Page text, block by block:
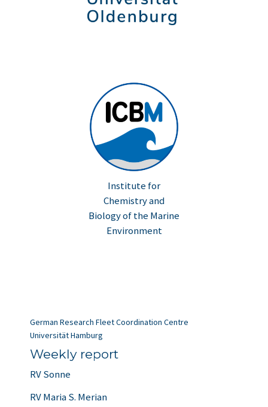
Institute for
Chemistry and
Biology of the Marine
Environment
German Research Fleet Coordination Centre
Universität Hamburg
Weekly report
RV Sonne
RV Maria S. Merian